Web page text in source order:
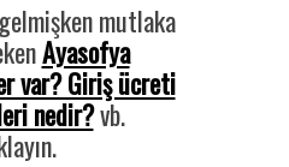
mutlaka
Ayasofya
var? Giriş ücreti
nedir?vb.